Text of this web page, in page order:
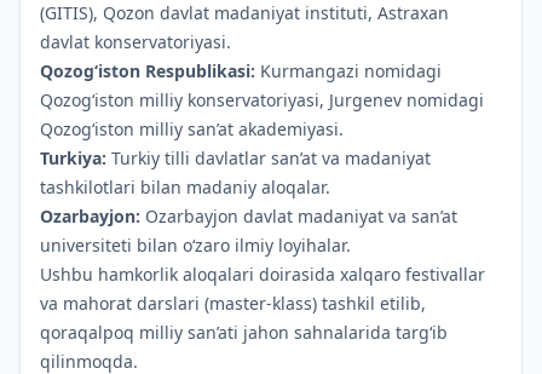
(GITIS), Qozon davlat madaniyat instituti, Astraxan
davlat konservatoriyasi.
Qozog‘iston Respublikasi: Kurmangazi nomidagi
Qozog‘iston milliy konservatoriyasi, Jurgenev nomidagi
Qozog‘iston milliy san’at akademiyasi.
Turkiya: Turkiy tilli davlatlar san’at va madaniyat
tashkilotlari bilan madaniy aloqalar.
Ozarbayjon: Ozarbayjon davlat madaniyat va san’at
universiteti bilan o‘zaro ilmiy loyihalar.
Ushbu hamkorlik aloqalari doirasida xalqaro festivallar
va mahorat darslari (master-klass) tashkil etilib,
qoraqalpoq milliy san’ati jahon sahnalarida targ‘ib
qilinmoqda.